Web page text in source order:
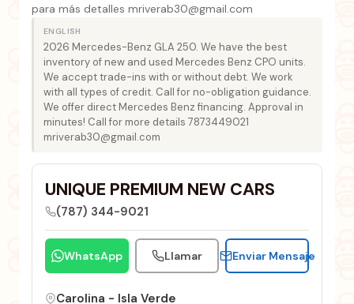
para más detalles mriverab30@gmail.com
ENGLISH
2026 Mercedes-Benz GLA 250. We have the best
inventory of new and used Mercedes Benz CPO units.
We accept trade-ins with or without debt. We work
with all types of credit. Call for no-obligation guidance.
We offer direct Mercedes Benz financing. Approval in
minutes! Call for more details 7873449021
mriverab30@gmail.com
UNIQUE PREMIUM NEW CARS
(787) 344-9021
WhatsApp Llamar Enviar Mensaje
Carolina - Isla Verde